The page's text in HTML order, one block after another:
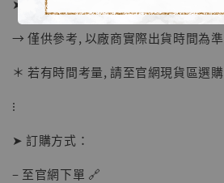
NT$ 5,300
➤ 預計發貨日：2025年1-3月
→ 僅供參考, 以廠商實際出貨時間為準
＊ 若有時間考量, 請至官網現貨區選購
⁝
➤ 訂購方式：
– 至官網下單 🔗